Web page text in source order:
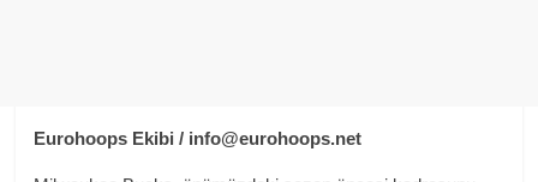
Eurohoops Ekibi / info@eurohoops.net